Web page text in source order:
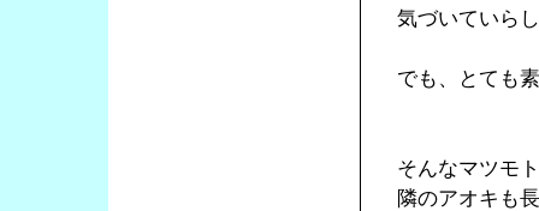
気づいていら
でも、とても
そんなマツモ
隣のアオキも